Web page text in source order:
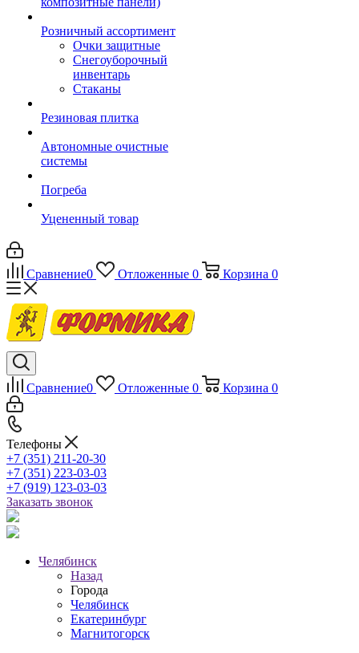
Розничный ассортимент
Очки защитные
Снегоуборочный
инвентарь
Стаканы
Резиновая плитка
Автономные очистные
системы
Погреба
Уцененный товар
Сравнение0 Отложенные 0 Корзина 0
Сравнение0 Отложенные 0 Корзина 0
Телефоны
+7 (351) 211-20-30
+7 (351) 223-03-03
+7 (919) 123-03-03
Заказать звонок
Челябинск
Назад
Города
Челябинск
Екатеринбург
Магнитогорск